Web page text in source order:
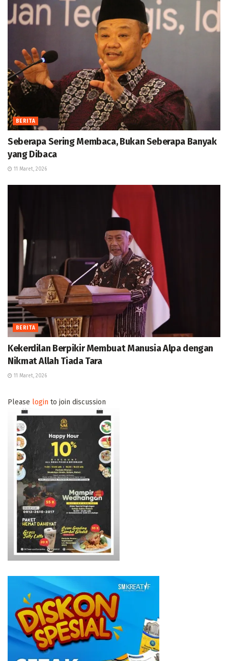
BERITA
Seberapa Sering Membaca, Bukan Seberapa Banyak
yang Dibaca
11 Maret, 2026
BERITA
Kekerdilan Berpikir Membuat Manusia Alpa dengan
Nikmat Allah Tiada Tara
11 Maret, 2026
Please login to join discussion